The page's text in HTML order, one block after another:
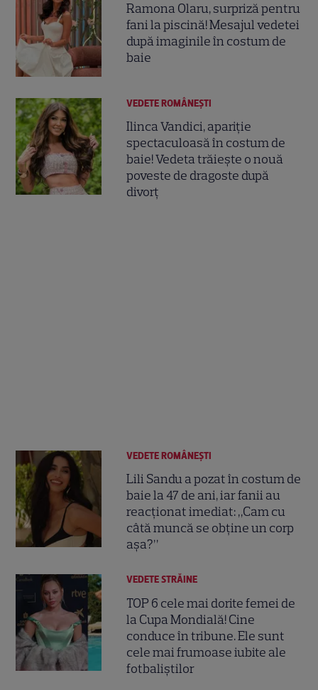
Ramona Olaru, surpriză pentru
fani la piscină! Mesajul vedetei
după imaginile în costum de
baie
VEDETE ROMÂNEŞTI
Ilinca Vandici, apariție
spectaculoasă în costum de
baie! Vedeta trăiește o nouă
poveste de dragoste după
divorț
VEDETE ROMÂNEŞTI
Lili Sandu a pozat în costum de
baie la 47 de ani, iar fanii au
reacționat imediat: „Cam cu
câtă muncă se obține un corp
așa?”
VEDETE STRĂINE
TOP 6 cele mai dorite femei de
la Cupa Mondială! Cine
conduce în tribune. Ele sunt
cele mai frumoase iubite ale
fotbaliștilor